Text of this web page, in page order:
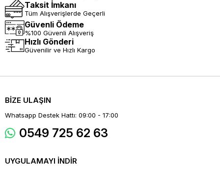
Taksit İmkanı
Tüm Alışverişlerde Geçerli
Güvenli Ödeme
%100 Güvenli Alışveriş
Hızlı Gönderi
Güvenilir ve Hızlı Kargo
BİZE ULAŞIN
Whatsapp Destek Hattı: 09:00 - 17:00
0549 725 62 63
UYGULAMAYI İNDİR